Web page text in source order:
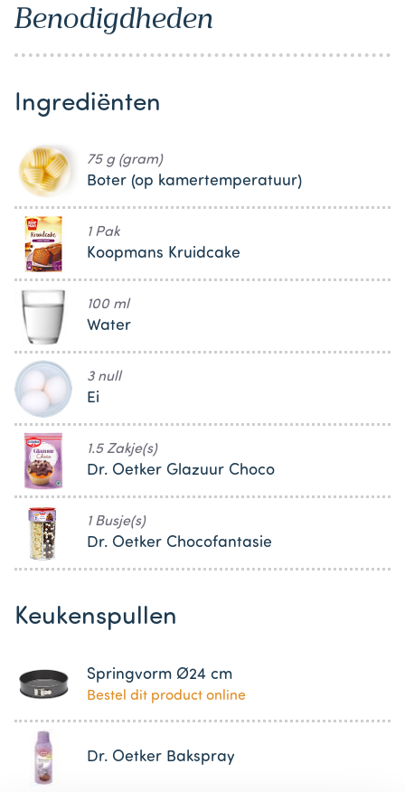
Benodigdheden
Ingrediënten
75 g (gram)
Boter (op kamertemperatuur)
1 Pak
Koopmans Kruidcake
100 ml
Water
3 null
Ei
1.5 Zakje(s)
Dr. Oetker Glazuur Choco
1 Busje(s)
Dr. Oetker Chocofantasie
Keukenspullen
Springvorm Ø24 cm
Bestel dit product online
Dr. Oetker Bakspray